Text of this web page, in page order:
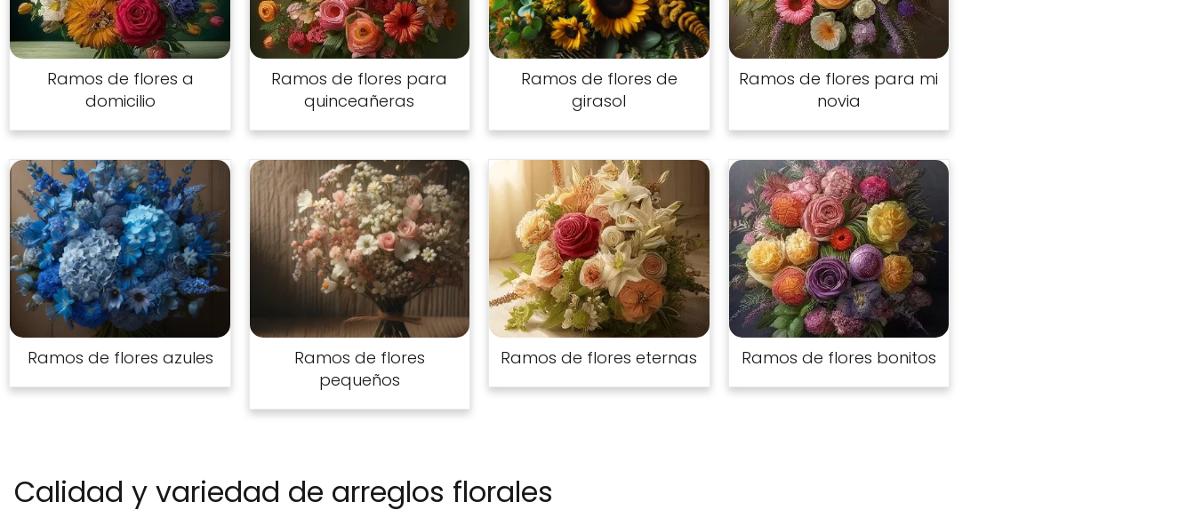
Ramos de flores a
domicilio
Ramos de flores para
quinceañeras
Ramos de flores de
girasol
Ramos de flores para mi
novia
Ramos de flores azules
Ramos de flores
pequeños
Ramos de flores eternas Ramos de flores bonitos
Calidad y variedad de arreglos florales